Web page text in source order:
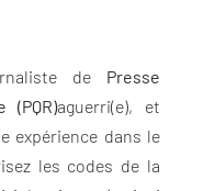
de Presse
(PQR)aguerri(e), et
expérience dans le
les codes de la